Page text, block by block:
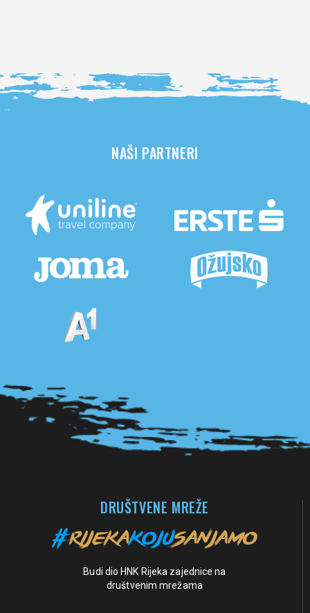
NAŠI PARTNERI
DRUŠTVENE MREŽE
Budi dio HNK Rijeka zajednice na
društvenim mrežama